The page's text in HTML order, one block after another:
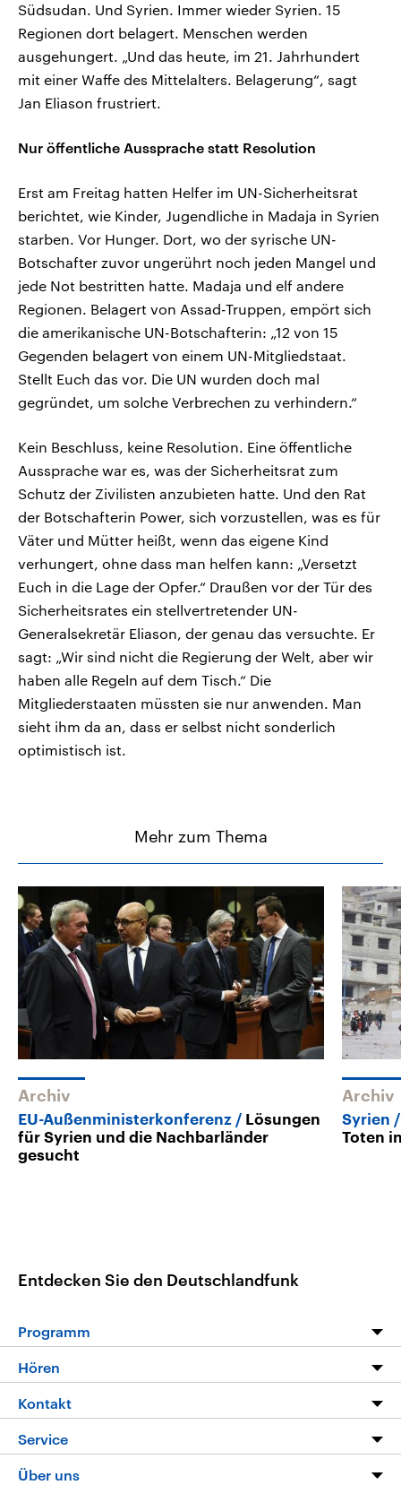
Südsudan. Und Syrien. Immer wieder Syrien. 15
Regionen dort belagert. Menschen werden
ausgehungert. „Und das heute, im 21. Jahrhundert
mit einer Waffe des Mittelalters. Belagerung“, sagt
Jan Eliason frustriert.
Nur öffentliche Aussprache statt Resolution
Erst am Freitag hatten Helfer im UN-Sicherheitsrat
berichtet, wie Kinder, Jugendliche in Madaja in Syrien
starben. Vor Hunger. Dort, wo der syrische UN-
Botschafter zuvor ungerührt noch jeden Mangel und
jede Not bestritten hatte. Madaja und elf andere
Regionen. Belagert von Assad-Truppen, empört sich
die amerikanische UN-Botschafterin: „12 von 15
Gegenden belagert von einem UN-Mitgliedstaat.
Stellt Euch das vor. Die UN wurden doch mal
gegründet, um solche Verbrechen zu verhindern.“
Kein Beschluss, keine Resolution. Eine öffentliche
Aussprache war es, was der Sicherheitsrat zum
Schutz der Zivilisten anzubieten hatte. Und den Rat
der Botschafterin Power, sich vorzustellen, was es für
Väter und Mütter heißt, wenn das eigene Kind
verhungert, ohne dass man helfen kann: „Versetzt
Euch in die Lage der Opfer.“ Draußen vor der Tür des
Sicherheitsrates ein stellvertretender UN-
Generalsekretär Eliason, der genau das versuchte. Er
sagt: „Wir sind nicht die Regierung der Welt, aber wir
haben alle Regeln auf dem Tisch.“ Die
Mitgliederstaaten müssten sie nur anwenden. Man
sieht ihm da an, dass er selbst nicht sonderlich
optimistisch ist.
Mehr zum Thema
Archiv
EU-Außenministerkonferenz
Lösungen
für Syrien und die Nachbarländer
gesucht
Archiv
Syrien
Toten
Entdecken Sie den Deutschlandfunk
Programm
Programm
Die Nachrichten
Nachrichtenleicht
Neue Beiträge auf dlf.de
Hören
Livestream
Podcasts
Kontakt
Hörerservice
Service
FAQ
Über uns